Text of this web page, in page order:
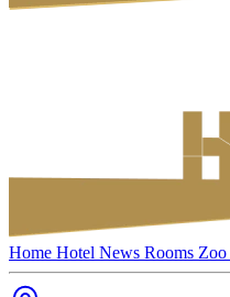
Home Hotel News Rooms Zoo